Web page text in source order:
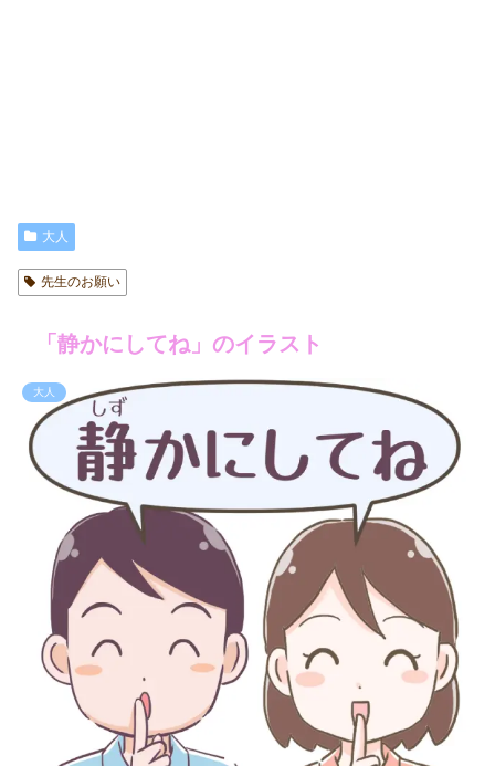
大人
先生のお願い
「静かにしてね」のイラスト
大人